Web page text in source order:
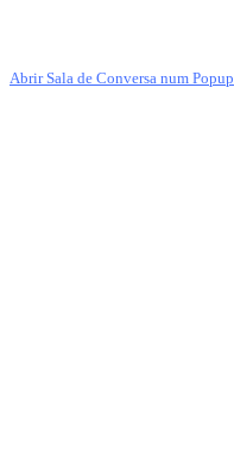
Abrir Sala de Conversa num Popup